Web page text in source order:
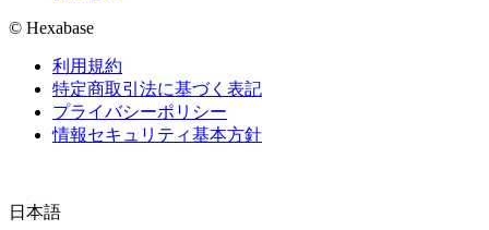
© Hexabase
利用規約
特定商取引法に基づく表記
プライバシーポリシー
情報セキュリティ基本方針
日本語